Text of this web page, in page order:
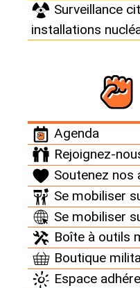
Surveillance
installations
Agenda
Rejoignez-
Soutenez nos
Se mobiliser
Se mobiliser
Boîte à outils
Boutique
Espace
Dossier | 24 février 2026
Municipales
Aux urnes citoyen·nes !
énergétique en général
c’est le gouvernement
qui donne le la, et, en
nucléaristes au reste de
discours de (…)